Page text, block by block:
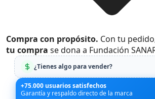
Compra con propósito. Con tu
tu compra se dona a Fundación
¿Tienes algo para vender?
+75.000 usuarios satisfechos
Garantía y respaldo directo de la marca